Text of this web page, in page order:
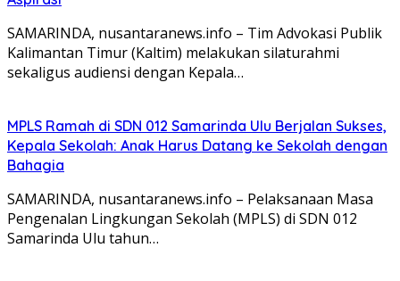
SAMARINDA, nusantaranews.info – Tim Advokasi Publik
Kalimantan Timur (Kaltim) melakukan silaturahmi
sekaligus audiensi dengan Kepala…
MPLS Ramah di SDN 012 Samarinda Ulu Berjalan Sukses,
Kepala Sekolah: Anak Harus Datang ke Sekolah dengan
Bahagia
SAMARINDA, nusantaranews.info – Pelaksanaan Masa
Pengenalan Lingkungan Sekolah (MPLS) di SDN 012
Samarinda Ulu tahun…